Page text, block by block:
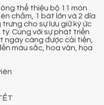
thể thiệu bộ 11 món
chấm, 1 bát lớn và 2 dĩa
cho sự lưu giữ ký ức
Cùng với sự phát triển
ngày càng được cải tiến,
màu sắc, hoa văn, họa